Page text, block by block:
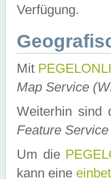
Verfügung.
Mit
Map Service
Weiterhin sind
Feature
Um die
kann eine